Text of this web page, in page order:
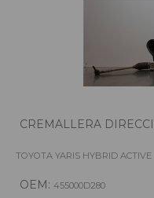
CREMALLERA
TOYOTA YARIS HYBRID ACTIVE
OEM: 455000D280